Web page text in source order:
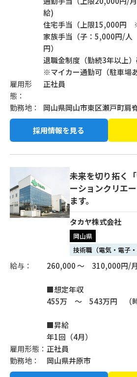
給)
住宅手当（上限15,000円
家族手当（子：5,000円/
円）
退職金制度（勤続3年以上
※マイカー通勤可（駐車場あ
雇用形
態：
正社員
勤務地： 岡山県岡山市東区瀬戸町肩
採用情報を見る
未来を切り拓く
ーションクリエ
ます。
タカヤ株式会社
岡山県
技術職（電気・電子
給与： 260,000 ～ 310,000円/月
■想定年収
455万 ～ 543万円 （時
■昇給
年1回（4月）
雇用形態： 正社員
勤務地：
岡山県井原市